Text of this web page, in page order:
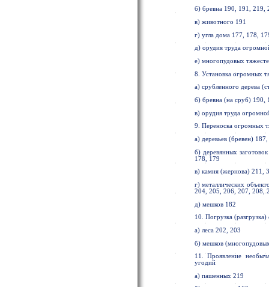
б) бревна 190, 191, 219,
в) животного 191
г) угла дома 177, 178,
д) орудия труда
е) многопудовых
8. Установка огромных
а) срубленного дерева
б) бревна (на сруб) 190,
в) орудия труда
9. Переноска огромных
а) деревьев (бревен)
б) деревянных
178, 179
в) камня (жернова) 211,
г) металлических
204, 205, 206, 207, 208,
д) мешков 182
10. Погрузка
а) леса 202, 203
б) мешков
11. Проявление
угодий
а) пашенных 219